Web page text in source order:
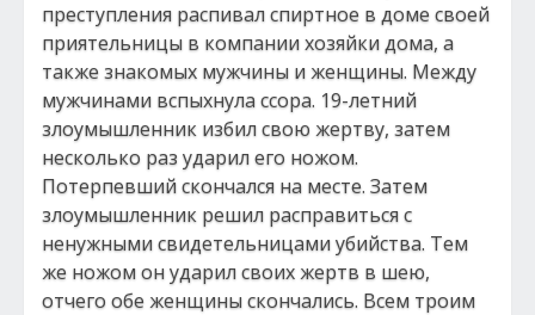
преступления распивал спиртное в доме своей
приятельницы в компании хозяйки дома, а
также знакомых мужчины и женщины. Между
мужчинами вспыхнула ссора. 19-летний
злоумышленник избил свою жертву, затем
несколько раз ударил его ножом.
Потерпевший скончался на месте. Затем
злоумышленник решил расправиться с
ненужными свидетельницами убийства. Тем
же ножом он ударил своих жертв в шею,
отчего обе женщины скончались. Всем троим